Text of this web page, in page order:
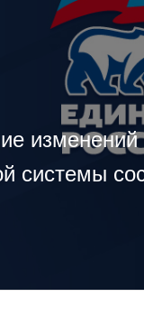
изменений
системы